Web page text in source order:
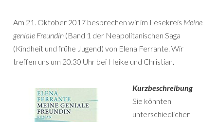
Am 21. Oktober 2017 besprechen wir im Lesekreis Meine
geniale Freundin (Band 1 der Neapolitanischen Saga
(Kindheit und frühe Jugend) von Elena Ferrante. Wir
treffen uns um 20.30 Uhr bei Heike und Christian.
Kurzbeschreibung
Sie könnten
unterschiedlicher